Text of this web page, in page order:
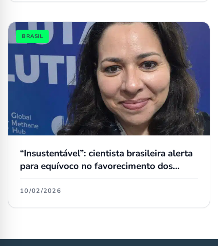
BRASIL
“Insustentável”: cientista brasileira alerta
para equívoco no favorecimento dos
governamentais
10/02/2026